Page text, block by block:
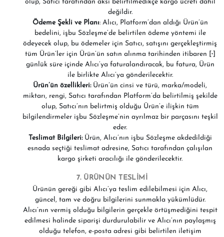
olup, Satıcı tarafından aksi belirtilmedikçe kargo ücreti dahil
değildir.
Ödeme Şekli ve Planı: Alıcı, Platform’dan aldığı Ürün’ün
bedelini, işbu Sözleşme’de belirtilen ödeme yöntemi ile
ödeyecek olup, bu ödemeler için Satıcı, satışını gerçekleştirmiş
tüm Ürün’ler için Ürün’ün satın alınma tarihinden itibaren [∙]
günlük süre içinde Alıcı’ya faturalandıracak, bu fatura, Ürün
ile birlikte Alıcı’ya gönderilecektir.
Ürün’ün özellikleri: Ürün’ün cinsi ve türü, marka/modeli,
miktarı, rengi, Satıcı tarafından Platform’da belirtilmiş şekilde
olup, Satıcı’nın belirtmiş olduğu Ürün’e ilişkin tüm
bilgilendirmeler işbu Sözleşme’nin ayrılmaz bir parçasını teşkil
eder.
Teslimat Bilgileri: Ürün, Alıcı’nın işbu Sözleşme akdedildiği
esnada seçtiği teslimat adresine, Satıcı tarafından çalışılan
kargo şirketi aracılığı ile gönderilecektir.
7. ÜRÜNÜN TESLİMİ
Ürünün gereği gibi Alıcı’ya teslim edilebilmesi için Alıcı,
güncel, tam ve doğru bilgilerini sunmakla yükümlüdür.
Alıcı’nın vermiş olduğu bilgilerin gerçekle örtüşmediğini tespit
edilmesi halinde siparişi durdurulabilir ve Alıcı’nın paylaşmış
olduğu telefon, e-posta adresi gibi belirtilen iletişim